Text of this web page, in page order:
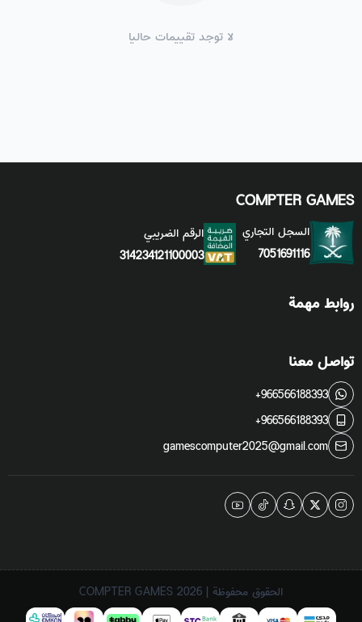
لا توجد تقييمات حاليا
COMPTER GAMES
السجل التجاري
7051691116
الرقم الضريبي
314234121100003
روابط مهمة
تواصل معنا
+966566188393
+966566188393
gamescomputer2025@gmail.com
الحقوق محفوظة | 2026 COMPTER GAMES